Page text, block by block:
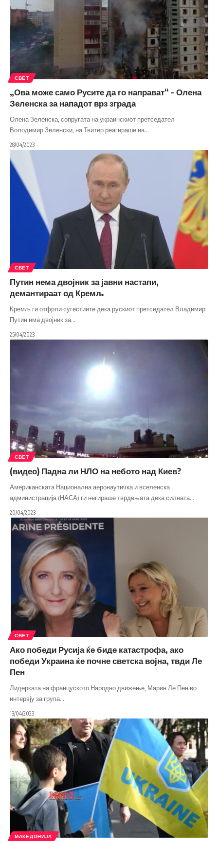
СВЕТ
„Ова може само Русите да го направат“ – Олена
Зеленска за нападот врз зграда
Олена Зеленска, сопругата на украинскиот претседател
Володимир Зеленски, на Твитер реагираше на…
28/04/2023
СВЕТ
Путин нема двојник за јавни настапи,
демантираат од Кремљ
Кремљ ги отфрли сугестиите дека рускиот претседател Владимир
Путин има двојник за…
25/04/2023
СВЕТ
(видео) Падна ли НЛО на небото над Киев?
Американската Национална аеронаутичка и вселенска
администрација (НАСА) ги негираше тврдењата дека силната…
20/04/2023
СВЕТ
Ако победи Русија ќе биде катастрофа, ако
победи Украина ќе почне светска војна, твди Ле
Пен
Лидерката на француското Народно движење, Марин Ле Пен во
интервју за група…
13/04/2023
МАКЕДОНИЈА